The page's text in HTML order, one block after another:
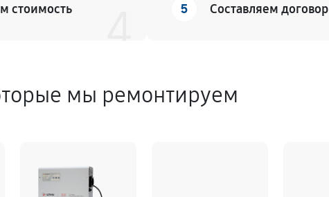
стоимость 5 Составляем договор
мы ремонтируем